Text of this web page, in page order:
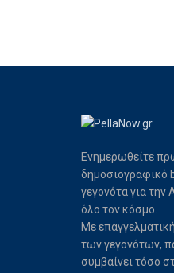
Ενημερωθείτε
δημοσιογραφικό
γεγονότα για την
όλο τον κόσμο.
Με
των γεγονότων,
συμβαίνει τόσο